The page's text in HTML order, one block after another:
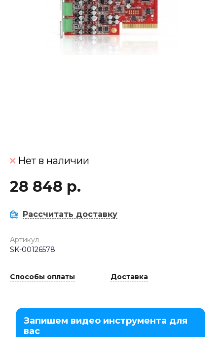
Нет в наличии
28 848 р.
Рассчитать доставку
Артикул
SK-00126578
Способы оплаты Доставка
Запишем видео инструмента для
вас